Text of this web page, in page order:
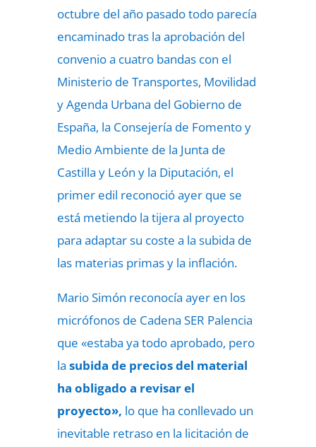
octubre del año pasado todo parecía
encaminado tras la aprobación del
convenio a cuatro bandas con el
Ministerio de Transportes, Movilidad
y Agenda Urbana del Gobierno de
España, la Consejería de Fomento y
Medio Ambiente de la Junta de
Castilla y León y la Diputación, el
primer edil reconoció ayer que se
está metiendo la tijera al proyecto
para adaptar su coste a la subida de
las materias primas y la inflación.
Mario Simón reconocía ayer en los
micrófonos de Cadena SER Palencia
que «estaba ya todo aprobado, pero
la subida de precios del material
ha obligado a revisar el
proyecto», lo que ha conllevado un
inevitable retraso en la licitación de